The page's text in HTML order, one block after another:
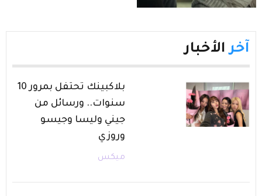
آخر الأخبار
بلاكبينك تحتفل بمرور 10
سنوات.. ورسائل من
جيني وليسا وجيسو
وروزي
ميكس